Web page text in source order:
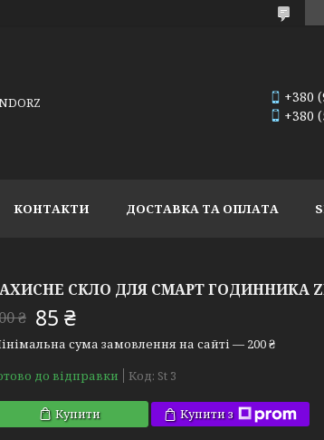
+380
+380
КОНТАКТИ ДОСТАВКА ТА ОПЛАТА
СКЛО ДЛЯ СМАРТ ГОДИННИКА
₴ 85 ₴
сума замовлення на сайті — 200 ₴
до відправки
Код: St 3
Купити Купити з